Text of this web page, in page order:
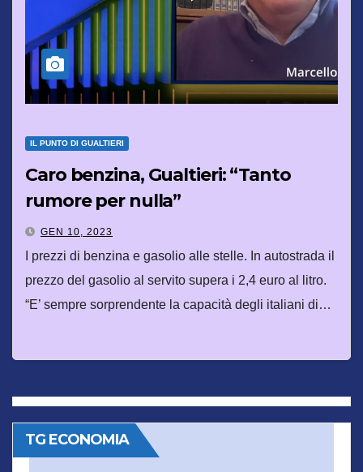
IL PUNTO DI GUALTIERI
Caro benzina, Gualtieri: “Tanto
rumore per nulla”
GEN 10, 2023
I prezzi di benzina e gasolio alle stelle. In autostrada il
prezzo del gasolio al servito supera i 2,4 euro al litro.
“E’ sempre sorprendente la capacità degli italiani di…
TG ECONOMIA